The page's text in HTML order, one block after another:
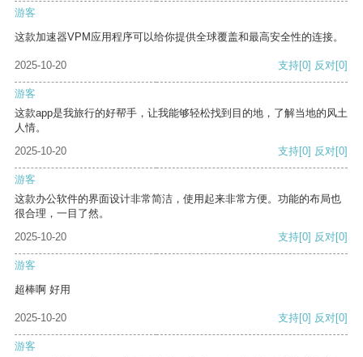
游客
这款加速器VPM应用程序可以给你提供全球覆盖和最高安全性的连接。
2025-10-20 支持[0] 反对[0]
游客
这款app是我旅行的好帮手，让我能够轻松找到目的地，了解当地的风土
人情。
2025-10-20
支持[0] 反对[0]
游客
这款办公软件的界面设计非常简洁，使用起来非常方便。功能的布局也
很合理，一目了然。
2025-10-20
支持[0] 反对[0]
游客
超棒啊 好用
2025-10-20 支持[0] 反对[0]
游客